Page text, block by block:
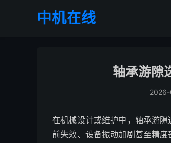
中机在线
轴承游隙
在机械设计或维护中，轴承游
前失效、设备振动加剧甚至精